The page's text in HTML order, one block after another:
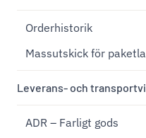
Orderhistorik
Massutskick för
Leverans- och
ADR – Farligt gods